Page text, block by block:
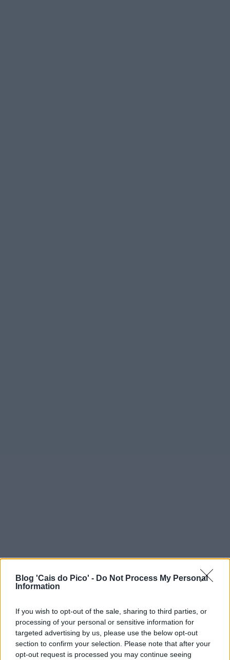
Blog 'Cais do Pico' - Do Not Process My Personal
Information
If you wish to opt-out of the sale, sharing to third parties, or
processing of your personal or sensitive information for
targeted advertising by us, please use the below opt-out
section to confirm your selection. Please note that after your
opt-out request is processed you may continue seeing